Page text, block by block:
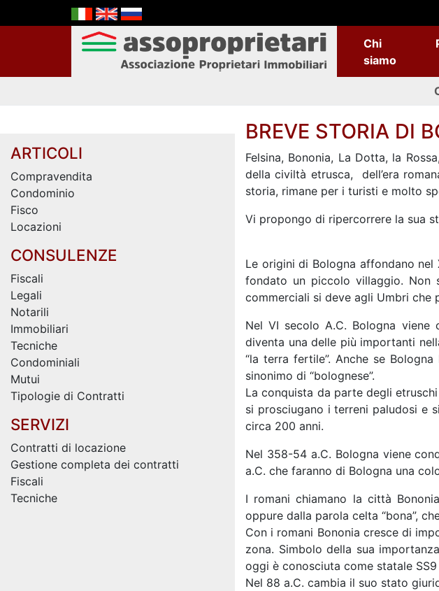
Chi
siamo
ARTICOLI
Compravendita
Condominio
Fisco
Locazioni
CONSULENZE
Fiscali
Legali
Notarili
Immobiliari
Tecniche
Condominiali
Mutui
Tipologie di Contratti
SERVIZI
Contratti di locazione
Gestione completa dei contratti
Fiscali
Tecniche
BREVE STORIA DI
Felsina, Bononia, La Dotta, la
della civiltà etrusca, dell’era
storia, rimane per i turisti e molto
Vi propongo di ripercorrere la sua
Le origini di Bologna affondano
fondato un piccolo villaggio. Non
commerciali si deve agli Umbri che
Nel VI secolo A.C. Bologna
diventa una delle più importanti
“la terra fertile”. Anche se
sinonimo di “bolognese”.
La conquista da parte degli
si prosciugano i terreni paludosi e
circa 200 anni.
Nel 358-54 a.C. Bologna viene
a.C. che faranno di Bologna una
I romani chiamano la città
oppure dalla parola celta “bona”,
Con i romani Bononia cresce di
zona. Simbolo della sua
oggi è conosciuta come statale SS9
Nel 88 a.C. cambia il suo stato